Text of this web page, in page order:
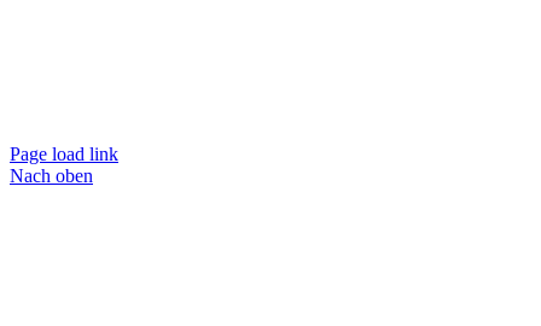
Page load link
Nach oben